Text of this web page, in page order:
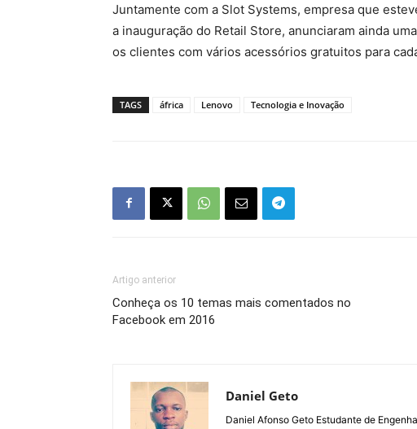
Juntamente com a Slot Systems, empresa que
a inauguração do Retail Store, anunciaram ainda
os clientes com vários acessórios gratuitos para
TAGS áfrica Lenovo Tecnologia e Inovação
Artigo anterior
Conheça os 10 temas mais comentados no
Facebook em 2016
Daniel Geto
Daniel Afonso Geto Estudante de